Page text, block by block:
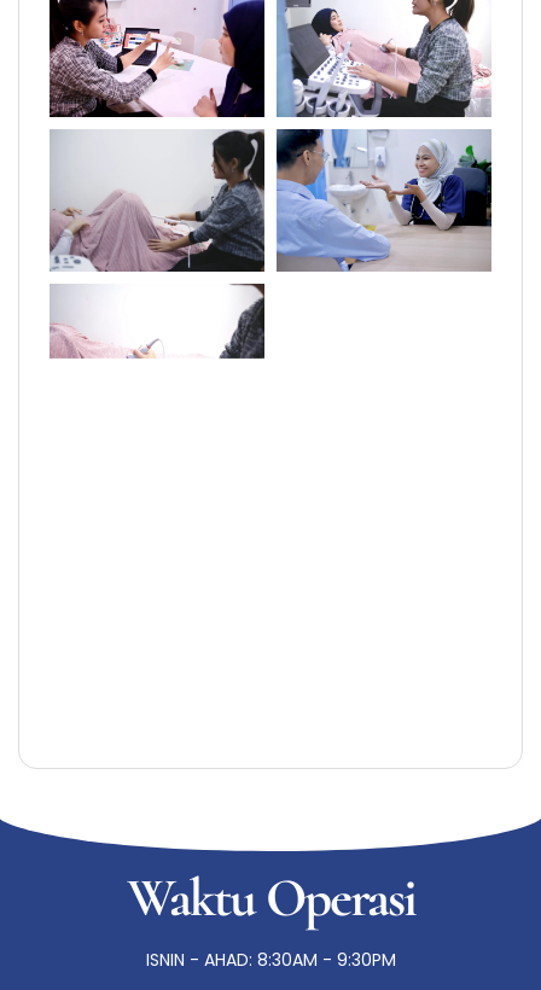
Waktu Operasi
ISNIN - AHAD: 8:30AM - 9:30PM